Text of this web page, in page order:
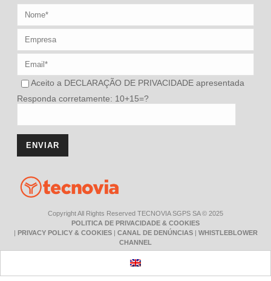
Aceito a DECLARAÇÃO DE PRIVACIDADE apresentada
Responda corretamente: 10+15=?
Copyright All Rights Reserved TECNOVIA SGPS SA © 2025
POLITICA DE PRIVACIDADE & COOKIES
| PRIVACY POLICY & COOKIES| CANAL DE DENÚNCIAS| WHISTLEBLOWER
CHANNEL